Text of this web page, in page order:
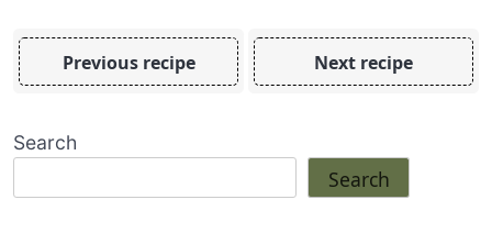
Previous recipe Next recipe
Search
Search